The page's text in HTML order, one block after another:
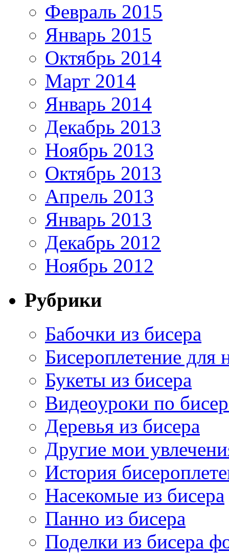
Февраль 2015
Январь 2015
Октябрь 2014
Март 2014
Январь 2014
Декабрь 2013
Ноябрь 2013
Октябрь 2013
Апрель 2013
Январь 2013
Декабрь 2012
Ноябрь 2012
Рубрики
Бабочки из бисера
Бисероплетение
Букеты из бисера
Видеоуроки по
Деревья из бисера
Другие мои
История
Насекомые из бисера
Панно из бисера
Поделки из бисера